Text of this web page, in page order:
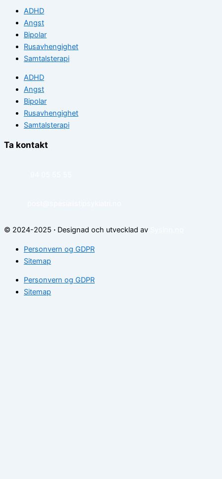
ADHD
Angst
Bipolar
Rusavhengighet
Samtalsterapi
ADHD
Angst
Bipolar
Rusavhengighet
Samtalsterapi
Ta kontakt
© 2024-2025 · Designad och utvecklad av
Personvern og GDPR
Sitemap
Personvern og GDPR
Sitemap